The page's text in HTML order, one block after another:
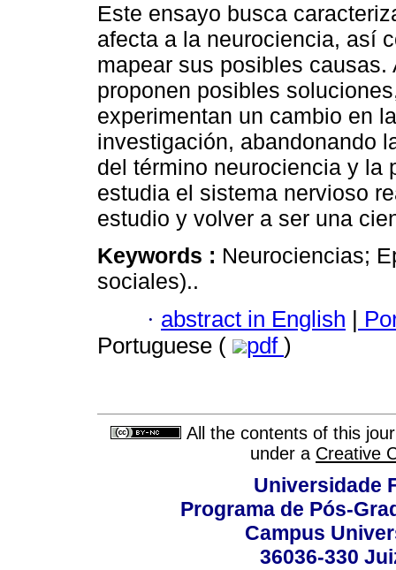
Este ensayo busca
afecta a la neurociencia, así
mapear sus posibles causas.
proponen posibles
experimentan un cambio en
investigación, abandonando
del término neurociencia y la
estudia el sistema nervioso
estudio y volver a ser una
Keywords : Neurociencias;
sociales)..
· abstract in English |
Portuguese (
pdf )
All the contents of this
under a Creative
Universidade
Programa de Pós-
Campus
36036-330